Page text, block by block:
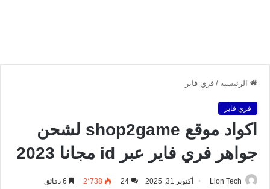
الرئيسية / فري فاير
فري فاير
اكواد موقع shop2game لشحن
جواهر فري فاير عبر id مجانا 2023
Lion Tech أكتوبر 31, 2025 24 2٬738